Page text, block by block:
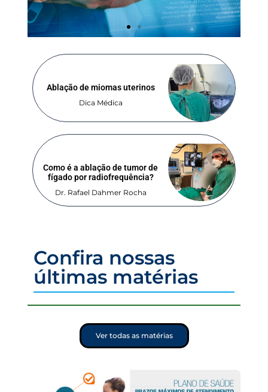
Ablação de miomas uterinos
Dica Médica
Como é a ablação de tumor de
fígado por radiofrequência?
Dr. Rafael Dahmer Rocha
Confira nossas
últimas matérias
Ver todas as matérias